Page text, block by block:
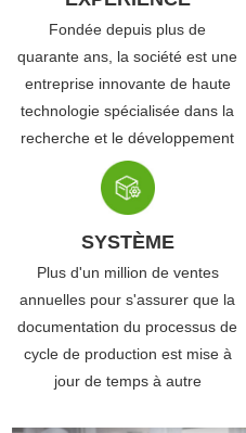
Fondée depuis plus de
quarante ans, la société est une
entreprise innovante de haute
technologie spécialisée dans la
recherche et le développement
SYSTÈME
Plus d'un million de ventes
annuelles pour s'assurer que la
documentation du processus de
cycle de production est mise à
jour de temps à autre